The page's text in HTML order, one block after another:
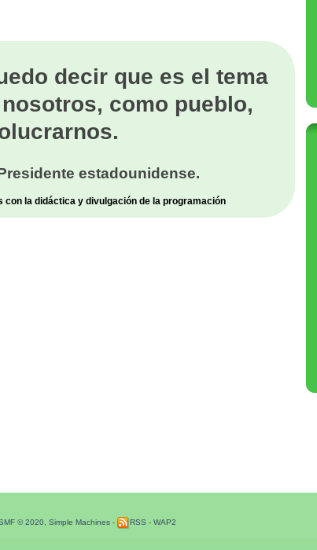
decir que es el tema
como pueblo,
estadounidense.
la didáctica y divulgación de la programación
© 2020 Simple Machines - RSS - WAP2